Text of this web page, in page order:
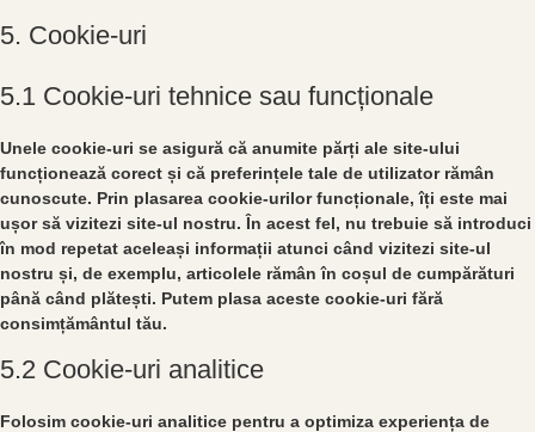
5. Cookie-uri
5.1 Cookie-uri tehnice sau funcționale
Unele cookie-uri se asigură că anumite părți ale site-ului
funcționează corect și că preferințele tale de utilizator rămân
cunoscute. Prin plasarea cookie-urilor funcționale, îți este mai
ușor să vizitezi site-ul nostru. În acest fel, nu trebuie să introduci
în mod repetat aceleași informații atunci când vizitezi site-ul
nostru și, de exemplu, articolele rămân în coșul de cumpărături
până când plătești. Putem plasa aceste cookie-uri fără
consimțământul tău.
5.2 Cookie-uri analitice
Folosim cookie-uri analitice pentru a optimiza experiența de